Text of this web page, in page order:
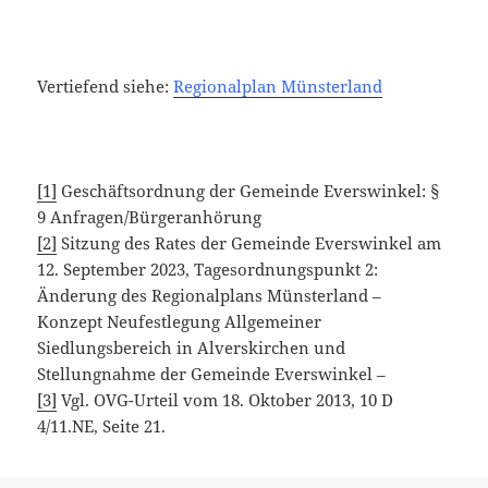
Vertiefend siehe:Regionalplan Münsterland
[1] Geschäftsordnung der Gemeinde Everswinkel: §
9 Anfragen/Bürgeranhörung
[2] Sitzung des Rates der Gemeinde Everswinkel am
12. September 2023, Tagesordnungspunkt 2:
Änderung des Regionalplans Münsterland –
Konzept Neufestlegung Allgemeiner
Siedlungsbereich in Alverskirchen und
Stellungnahme der Gemeinde Everswinkel –
[3] Vgl. OVG-Urteil vom 18. Oktober 2013, 10 D
4/11.NE, Seite 21.